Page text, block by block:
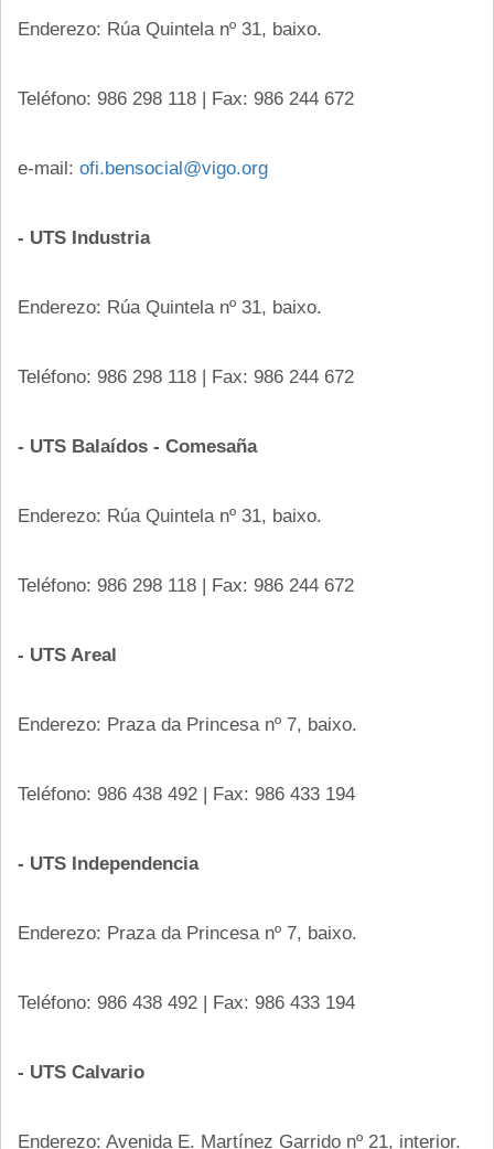
Enderezo: Rúa Quintela nº 31, baixo.
Teléfono: 986 298 118 | Fax: 986 244 672
e-mail: ofi.bensocial@vigo.org
- UTS Industria
Enderezo: Rúa Quintela nº 31, baixo.
Teléfono: 986 298 118 | Fax: 986 244 672
- UTS Balaídos - Comesaña
Enderezo: Rúa Quintela nº 31, baixo.
Teléfono: 986 298 118 | Fax: 986 244 672
- UTS Areal
Enderezo: Praza da Princesa nº 7, baixo.
Teléfono: 986 438 492 | Fax: 986 433 194
- UTS Independencia
Enderezo: Praza da Princesa nº 7, baixo.
Teléfono: 986 438 492 | Fax: 986 433 194
- UTS Calvario
Enderezo: Avenida E. Martínez Garrido nº 21, interior.